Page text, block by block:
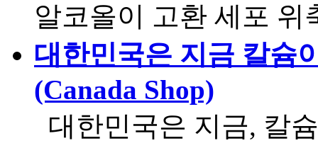
알코올이 고환 세포
대한민국은 지금 칼슘
(Canada Shop)
대한민국은 지금,